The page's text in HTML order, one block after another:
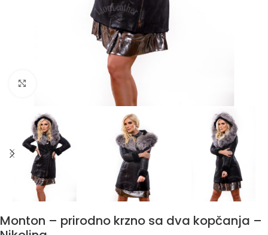
Monton – prirodno krzno sa dva kopčanja –